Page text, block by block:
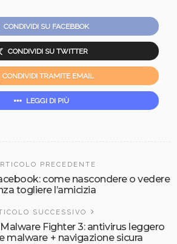
CONDIVIDI SU FACEBBOK
CONDIVIDI SU TWITTER
CONDIVIDI TRAMITE EMAIL
LEGGI DI PIÙ
PRECEDENTE
come nascondere o vedere
togliere l’amicizia
SUCCESSIVO
Fighter 3: antivirus leggero
malware + navigazione sicura